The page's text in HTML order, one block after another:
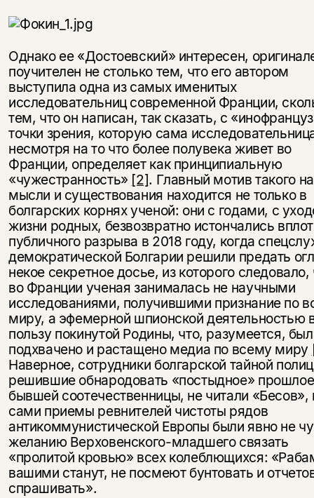
Однако ее «Достоевский» интересен,
поучителен не столько тем, что его автором
выступила одна из самых именитых
исследовательниц современной Франции,
тем, что он написан, так сказать, с
точки зрения, которую сама
несмотря на то что более полувека живет во
Франции, определяет как принципиальную
«чужестранность» [2]. Главный мотив такого
мысли и существования находится не только в
болгарских корнях ученой: они с годами, с
жизни родных, безвозвратно истончались
публичного разрыва в 2018 году, когда
демократической Болгарии решили предать
некое секретное досье, из которого следовало,
во Франции ученая занималась не научными
исследованиями, получившими признание по
миру, а эфемерной шпионской деятельностью
пользу покинутой Родины, что, разумеется,
подхвачено и растащено медиа по всему миру
Наверное, сотрудники болгарской тайной
решившие обнародовать «постыдное» прошлое
бывшей соотечественницы, не читали «Бесов»,
сами приемы ревнителей чистоты рядов
антикоммунистической Европы были явно не
желанию Верховенского-младшего связать
«пролитой кровью» всех колеблющихся:
вашими станут, не посмеют бунтовать и
спрашивать».